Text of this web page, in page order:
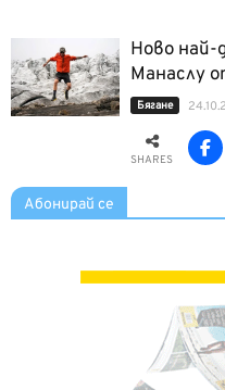
Ново най-
Манаслу
Бягане
SHARES
Абонирай се